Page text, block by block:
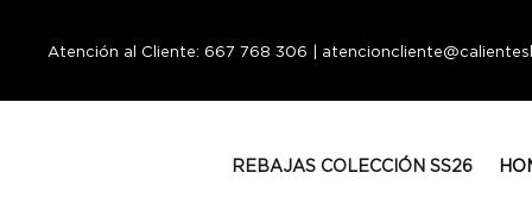
Atención al Cliente: 667 768 306 |
REBAJAS COLECCIÓN SS26